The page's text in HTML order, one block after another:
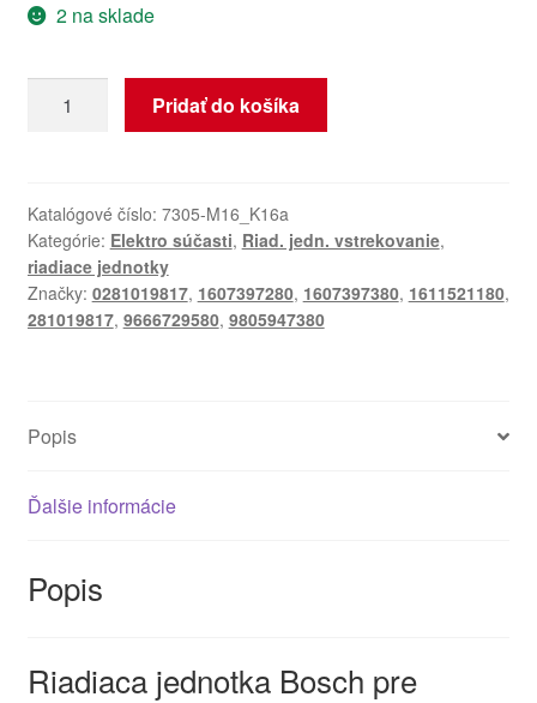
2 na sklade
ECU
Citroën
Peugeot
0281019817
9805947380
Pridať do košíka
Katalógové číslo: 7305-M16_K16a
Kategórie: Elektro súčasti, Riad. jedn. vstrekovanie,
riadiace jednotky
Značky: 0281019817, 1607397280, 1607397380, 1611521180,
281019817, 9666729580, 9805947380
Popis
Ďalšie informácie
Popis
Riadiaca jednotka Bosch pre